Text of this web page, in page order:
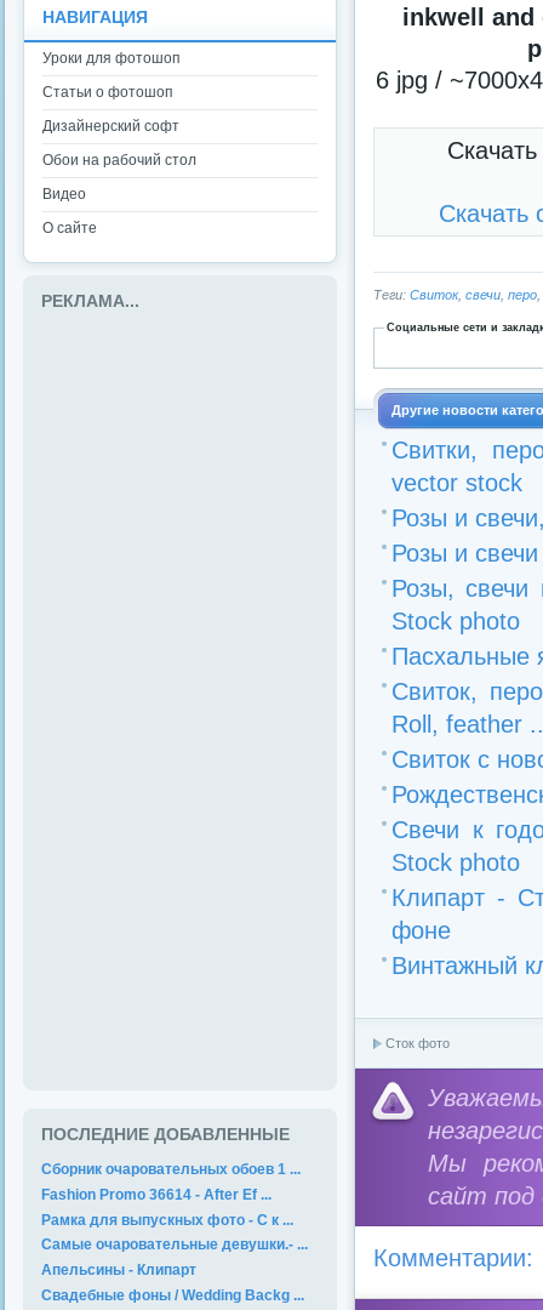
inkwell and
6 jpg /
Скачать
Теги: Свиток, свечи перо
Социальные сети и
Другие новости
Свитки,
vector stock
Розы и
Розы и
Розы,
Stock photo
Пасхальные
Свиток,
Roll, feather
Свиток с
Свечи к
Stock photo
Клипарт -
фоне
Винтажный
Сток фото
Мы
сайт под
Комментарии:
НАВИГАЦИЯ
Уроки для фотошоп
Статьи о фотошоп
Дизайнерский софт
Обои на рабочий стол
Видео
О сайте
РЕКЛАМА...
ПОСЛЕДНИЕ ДОБАВЛЕННЫЕ
Сборник очаровательных обоев 1 ...
Fashion Promo 36614 - After Ef ...
Рамка для выпускных фото - С к ...
Самые очаровательные девушки.- ...
Апельсины - Клипарт
Свадебные фоны / Wedding Backg ...